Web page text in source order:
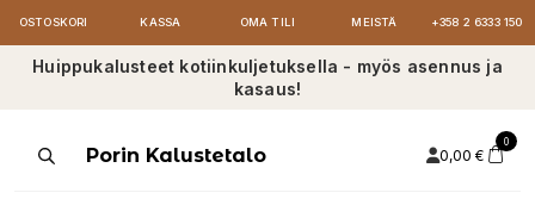
OSTOSKORI KASSA OMA TILI MEISTÄ +358 2 6333 150
Huippukalusteet kotiinkuljetuksella - myös asennus ja
kasaus!
ProductsPorin Kalustetalo 0,00 €
0